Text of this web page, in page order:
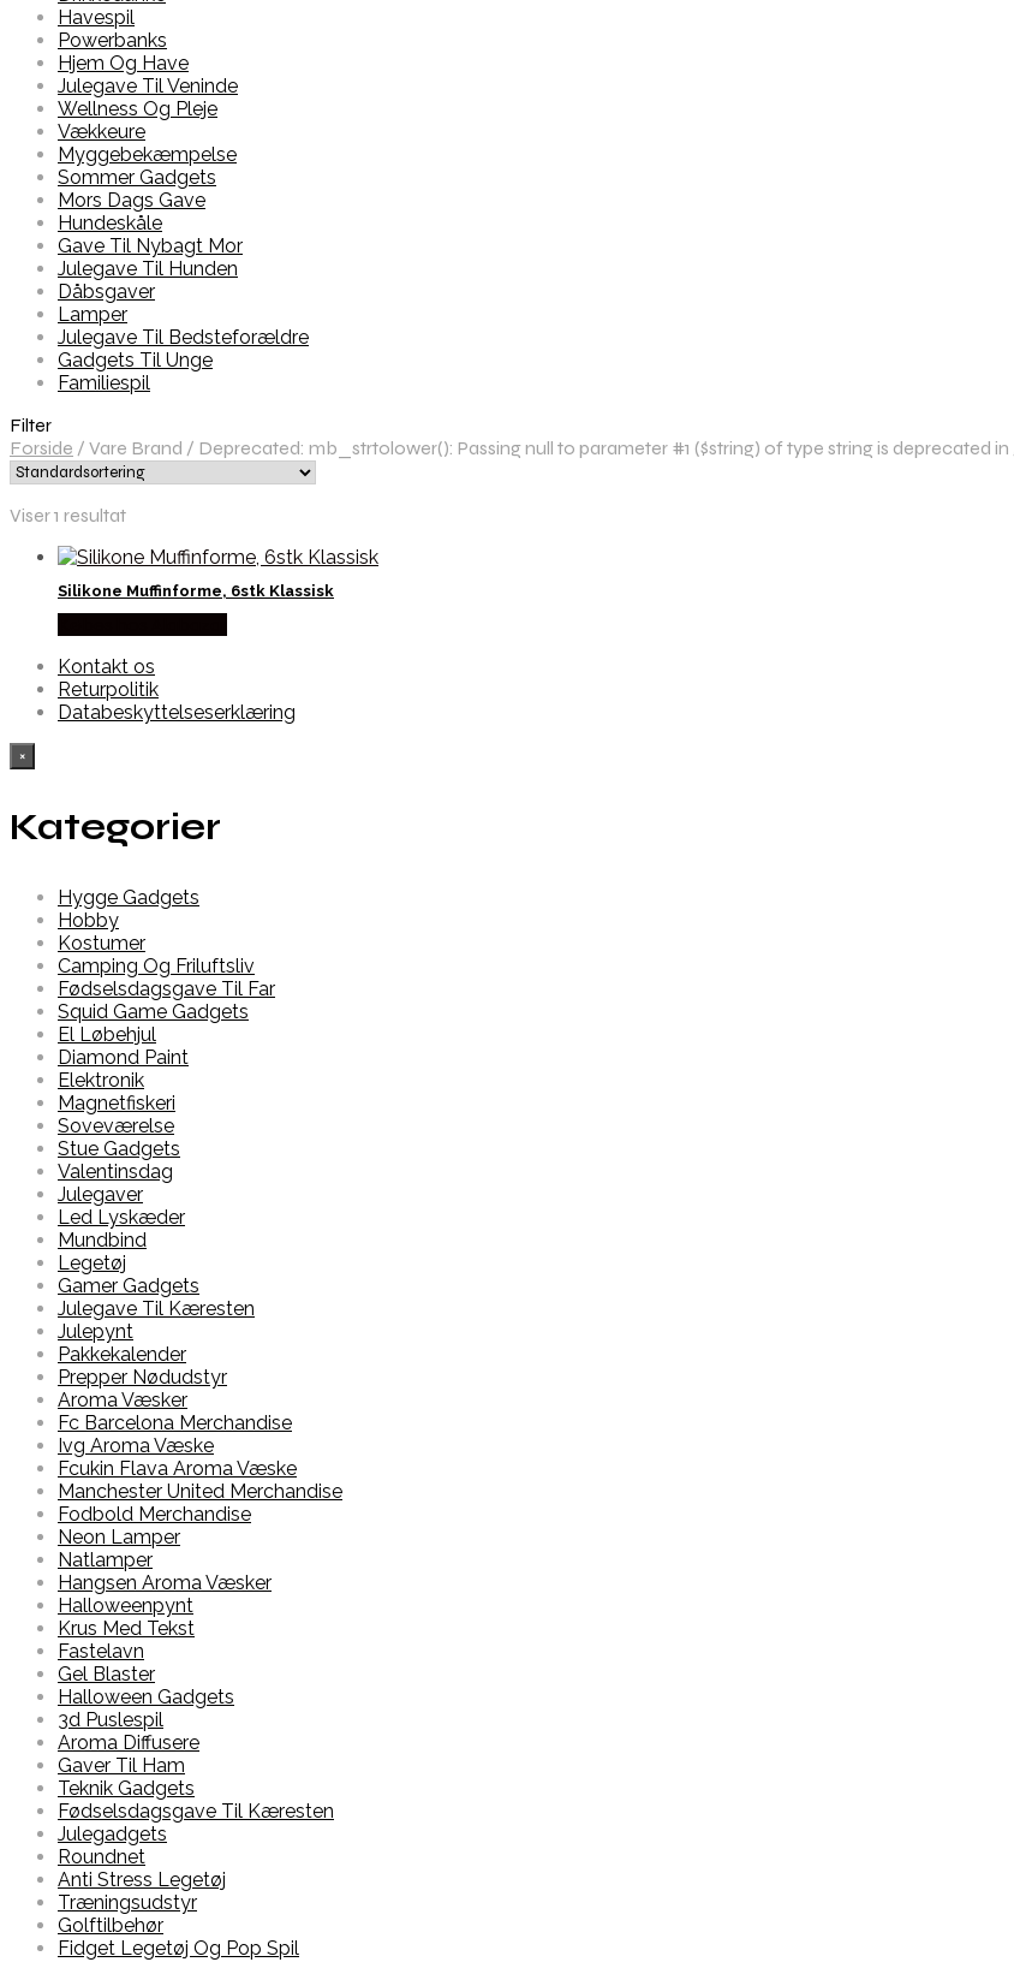
Havespil
Powerbanks
Hjem Og Have
Julegave Til Veninde
Wellness Og Pleje
Vækkeure
Myggebekæmpelse
Sommer Gadgets
Mors Dags Gave
Hundeskåle
Gave Til Nybagt Mor
Julegave Til Hunden
Dåbsgaver
Lamper
Julegave Til Bedsteforældre
Gadgets Til Unge
Familiespil
Filter
Forside / Vare Brand / Deprecated: mb_strtolower(): Passing null to parameter #1 ($string) of type string is deprecated
Viser 1 resultat
Silikone Muffinforme, 6stk Klassisk
Kontakt os
Returpolitik
Databeskyttelseserklæring
×
Kategorier
Hygge Gadgets
Hobby
Kostumer
Camping Og Friluftsliv
Fødselsdagsgave Til Far
Squid Game Gadgets
El Løbehjul
Diamond Paint
Elektronik
Magnetfiskeri
Soveværelse
Stue Gadgets
Valentinsdag
Julegaver
Led Lyskæder
Mundbind
Legetøj
Gamer Gadgets
Julegave Til Kæresten
Julepynt
Pakkekalender
Prepper Nødudstyr
Aroma Væsker
Fc Barcelona Merchandise
Ivg Aroma Væske
Fcukin Flava Aroma Væske
Manchester United Merchandise
Fodbold Merchandise
Neon Lamper
Natlamper
Hangsen Aroma Væsker
Halloweenpynt
Krus Med Tekst
Fastelavn
Gel Blaster
Halloween Gadgets
3d Puslespil
Aroma Diffusere
Gaver Til Ham
Teknik Gadgets
Fødselsdagsgave Til Kæresten
Julegadgets
Roundnet
Anti Stress Legetøj
Træningsudstyr
Golftilbehør
Fidget Legetøj Og Pop Spil